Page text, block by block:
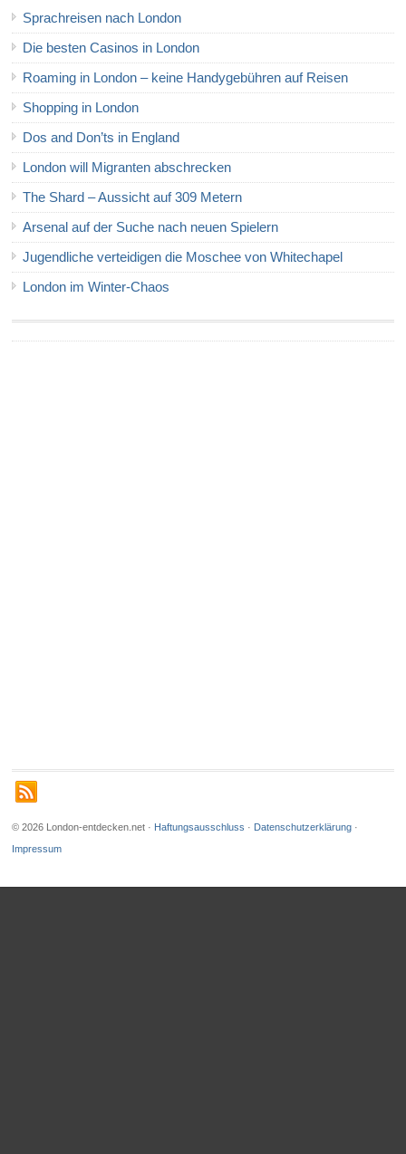
Sprachreisen nach London
Die besten Casinos in London
Roaming in London – keine Handygebühren auf Reisen
Shopping in London
Dos and Don’ts in England
London will Migranten abschrecken
The Shard – Aussicht auf 309 Metern
Arsenal auf der Suche nach neuen Spielern
Jugendliche verteidigen die Moschee von Whitechapel
London im Winter-Chaos
© 2026 London-entdecken.net · Haftungsausschluss · Datenschutzerklärung ·
Impressum